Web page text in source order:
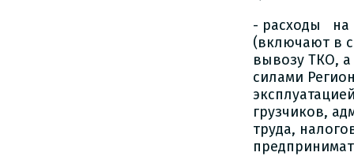
- расходы на
(включают в
вывозу ТКО,
силами
грузчиков,
труда,